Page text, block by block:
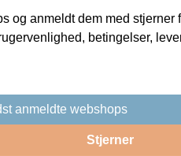
og anmeldt dem med stjerner
betingelser,
anmeldte webshops
Stjerner